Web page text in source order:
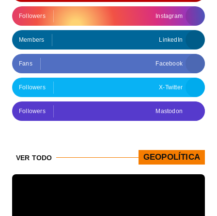
Instagram
Followers
LinkedIn
Members
Facebook
Fans
X-Twitter
Followers
Mastodon
Followers
GEOPOLÍTICA
VER TODO